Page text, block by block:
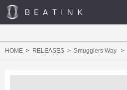
HOME RELEASES Smugglers Way